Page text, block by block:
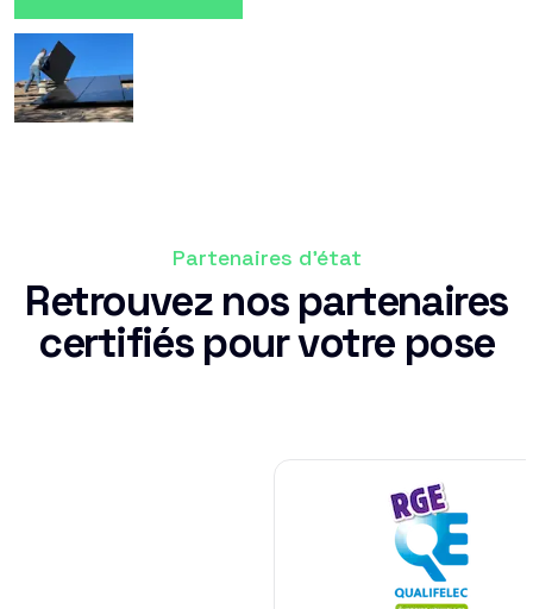
Partenaires d'état
Retrouvez nos partenaires
certifiés pour votre pose